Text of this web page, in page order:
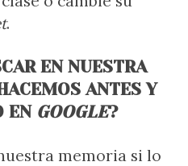
.
EN NUESTRA
ANTES Y
EN GOOGLE?
memoria si lo